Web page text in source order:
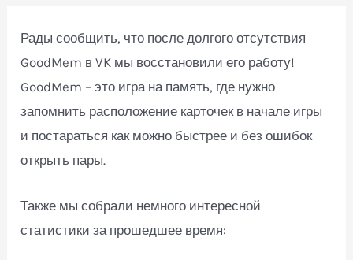
Рады сообщить, что после долгого отсутствия
GoodMem в VK мы восстановили его работу!
GoodMem – это игра на память, где нужно
запомнить расположение карточек в начале игры
и постараться как можно быстрее и без ошибок
открыть пары.
Также мы собрали немного интересной
статистики за прошедшее время: